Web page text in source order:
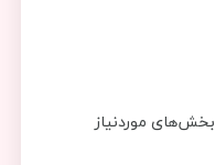
بخش‌های موردنیاز